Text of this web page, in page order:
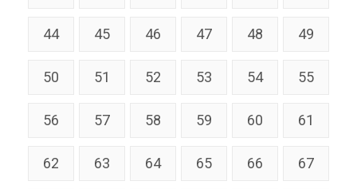
44 45 46 47 48 49
50 51 52 53 54 55
56 57 58 59 60 61
62 63 64 65 66 67